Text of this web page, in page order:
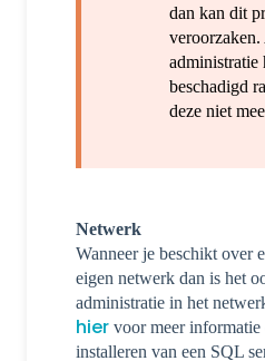
dan kan dit
veroorzaken.
administratie
beschadigd
deze niet
Netwerk
Wanneer je beschikt over
eigen netwerk dan is het
administratie in het
hier voor meer
installeren van een SQL